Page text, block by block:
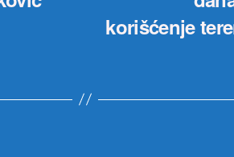
korišćenje